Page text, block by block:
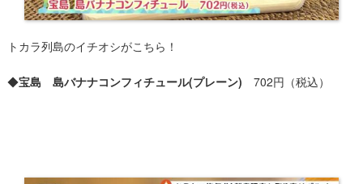
トカラ列島の​イチオシがこちら！
◆宝島 島バナナコンフィチュール(プレーン) 702円（税込）